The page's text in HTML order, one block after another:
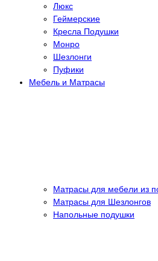
Люкс
Геймерские
Кресла Подушки
Монро
Шезлонги
Пуфики
Мебель и Матрасы
Матрасы для мебели из
Матрасы для Шезлонгов
Напольные подушки